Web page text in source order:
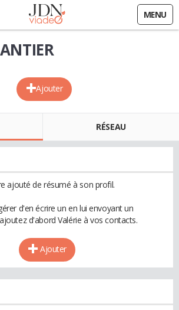
MENU
Ajouter
RÉSEAU
ajouté de résumé à son profil.
d'en écrire un en lui envoyant un
d'abord Valérie à vos contacts.
Ajouter